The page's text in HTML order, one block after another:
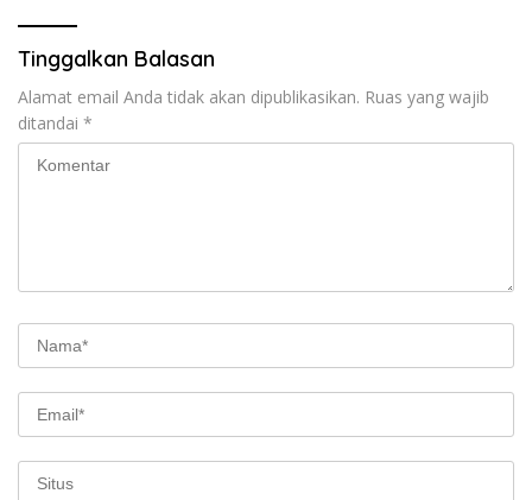
Tinggalkan Balasan
Alamat email Anda tidak akan dipublikasikan. Ruas yang wajib
ditandai *